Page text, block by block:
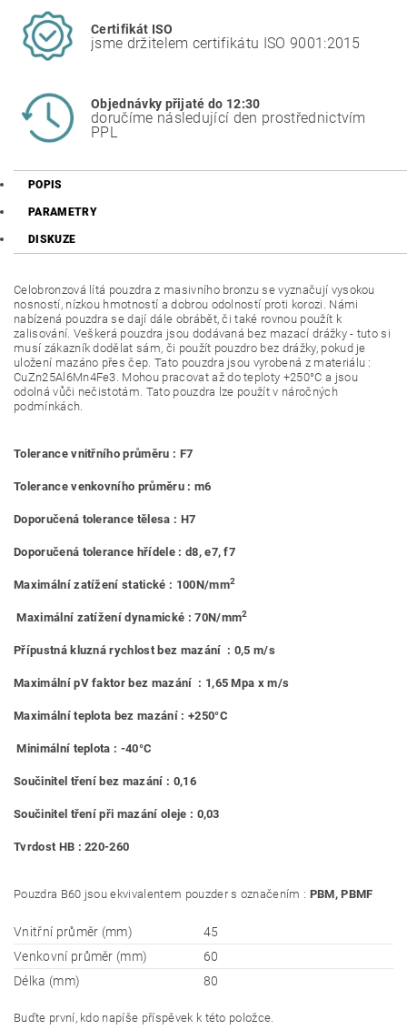
Certifikát ISO
jsme držitelem certifikátu ISO 9001:2015
Objednávky přijaté do 12:30
doručíme následující den prostřednictvím
PPL
POPIS
PARAMETRY
DISKUZE
Celobronzová lítá pouzdra z masivního bronzu se vyznačují vysokou
nosností, nízkou hmotností a dobrou odolností proti korozi. Námi
nabízená pouzdra se dají dále obrábět, či také rovnou použít k
zalisování. Veškerá pouzdra jsou dodávaná bez mazací drážky - tuto si
musí zákazník dodělat sám, či použít pouzdro bez drážky, pokud je
uložení mazáno přes čep. Tato pouzdra jsou vyrobená z materiálu :
CuZn25Al6Mn4Fe3. Mohou pracovat až do teploty +250°C a jsou
odolná vůči nečistotám. Tato pouzdra lze použít v náročných
podmínkách.
Tolerance vnitřního průměru : F7
Tolerance venkovního průměru : m6
Doporučená tolerance tělesa : H7
Doporučená tolerance hřídele : d8, e7, f7
Maximální zatížení statické : 100N/mm2
Maximální zatížení dynamické : 70N/mm2
Přípustná kluzná rychlost bez mazání : 0,5 m/s
Maximální pV faktor bez mazání : 1,65 Mpa x m/s
Maximální teplota bez mazání : +250°C
Minimální teplota : -40°C
Součinitel tření bez mazání : 0,16
Součinitel tření při mazání oleje : 0,03
Tvrdost HB : 220-260
Pouzdra B60 jsou ekvivalentem pouzder s označením : PBM, PBMF
Vnitřní průměr (mm)
45
Venkovní průměr (mm)
60
Délka (mm)
80
Buďte první, kdo napíše příspěvek k této položce.